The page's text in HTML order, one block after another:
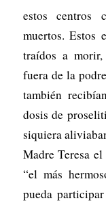
estos centros
muertos. Estos
traídos a
fuera de la
también
dosis de
siquiera
Madre Teresa
“el más
pueda